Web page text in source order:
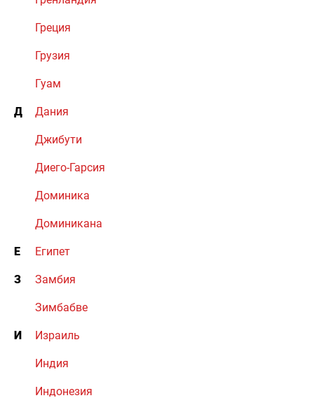
Греция
Грузия
Гуам
Д Дания
Джибути
Диего-Гарсия
Доминика
Доминикана
Е Египет
З Замбия
Зимбабве
И Израиль
Индия
Индонезия